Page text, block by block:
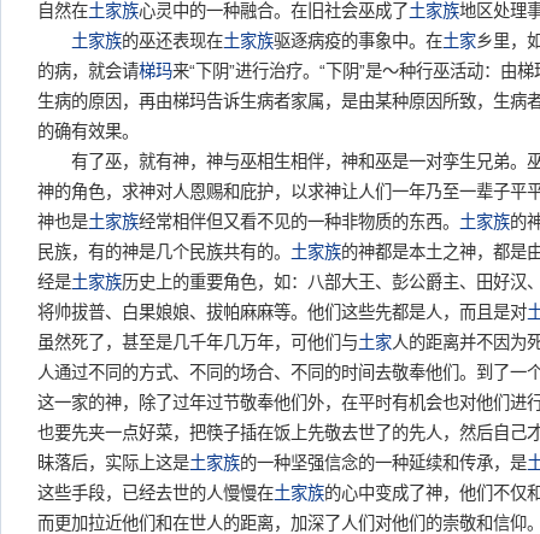
自然在土家族心灵中的一种融合。在旧社会巫成了土家族地区处理
土家族的巫还表现在土家族驱逐病疫的事象中。在土家乡里，
的病，就会请梯玛来“下阴”进行治疗。“下阴”是～种行巫活动：由
生病的原因，再由梯玛告诉生病者家属，是由某种原因所致，生病
的确有效果。
有了巫，就有神，神与巫相生相伴，神和巫是一对孪生兄弟。
神的角色，求神对人恩赐和庇护，以求神让人们一年乃至一辈子平
神也是土家族经常相伴但又看不见的一种非物质的东西。 土家族的
民族，有的神是几个民族共有的。 土家族的神都是本土之神，都是
经是土家族历史上的重要角色，如：八部大王、彭公爵主、田好汉
将帅拔普、白果娘娘、拔帕麻麻等。他们这些先都是人，而且是对
虽然死了，甚至是几千年几万年，可他们与土家人的距离并不因为
人通过不同的方式、不同的场合、不同的时间去敬奉他们。到了一
这一家的神，除了过年过节敬奉他们外，在平时有机会也对他们进
也要先夹一点好菜，把筷子插在饭上先敬去世了的先人，然后自己
昧落后，实际上这是土家族的一种坚强信念的一种延续和传承，是
这些手段，已经去世的人慢慢在土家族的心中变成了神，他们不仅
而更加拉近他们和在世人的距离，加深了人们对他们的崇敬和信仰